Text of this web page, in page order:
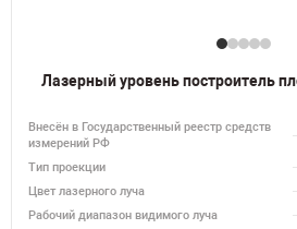
Лазерный уровень построитель
Внесён в Государственный реестр средств
измерений РФ
Тип проекции
Цвет лазерного луча
Рабочий диапазон видимого луча